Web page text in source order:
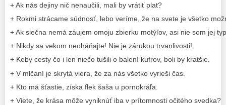
+ Ak nás dejiny nič nenaučili, mali by vrátiť plat?
+ Rokmi strácame súdnosť, lebo veríme, že na svete je všetko
+ Ak slečna nemá záujem omoju zbierku motýľov, asi nie som jej
+ Nikdy sa vekom neoháňajte! Nie je zárukou trvanlivosti!
+ Keby cesty čo i len niečo tušili o balení kufrov, boli by kratšie.
+ V mlčaní je skrytá viera, že za nás všetko vyrieši čas.
+ Kto má šťastie, získa flek šaša u pornokráľa.
+ Viete, že krása môže vyniknúť iba v prítomnosti očitého svedka?